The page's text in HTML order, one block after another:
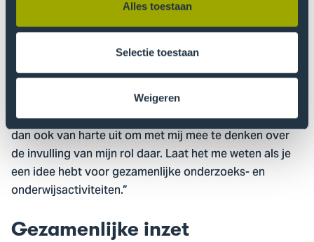
Alles toestaan
Selectie toestaan
Weigeren
“Het bijzonder hoogleraarschap is niet alleen een
nieuwe rol voor mij, maar ook een mooie stap voor mijn
lectoraat, voor de faculteit én voor Centre of Expertise
Mission Zero”, vervolgt Rizal. “Het opent nieuwe
mogelijkheden voor iedereen. Ik nodig iedereen hierbij
dan ook van harte uit om met mij mee te denken over
de invulling van mijn rol daar. Laat het me weten als je
een idee hebt voor gezamenlijke onderzoeks- en
onderwijsactiviteiten.”
Gezamenlijke inzet